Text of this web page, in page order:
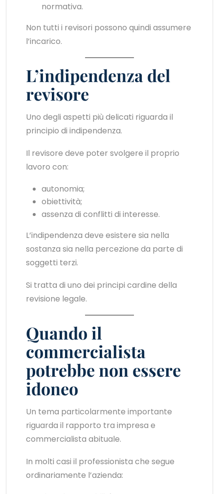
normativa.
Non tutti i revisori possono quindi assumere
l’incarico.
L’indipendenza del
revisore
Uno degli aspetti più delicati riguarda il
principio di indipendenza.
Il revisore deve poter svolgere il proprio
lavoro con:
autonomia;
obiettività;
assenza di conflitti di interesse.
L’indipendenza deve esistere sia nella
sostanza sia nella percezione da parte di
soggetti terzi.
Si tratta di uno dei principi cardine della
revisione legale.
Quando il
commercialista
potrebbe non essere
idoneo
Un tema particolarmente importante
riguarda il rapporto tra impresa e
commercialista abituale.
In molti casi il professionista che segue
ordinariamente l’azienda: